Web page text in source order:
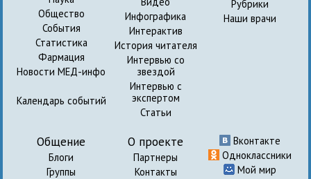
Общество
События
Статистика
Фармация
Новости МЕД-инфо
Календарь событий
Инфографика
Интерактив
История читателя
Интервью со
звездой
Интервью с
экспертом
Статьи
Рубрики
Наши врачи
Общение
Блоги
Группы
О проекте
Партнеры
Контакты
Вконтакте
Одноклассники
Мой мир